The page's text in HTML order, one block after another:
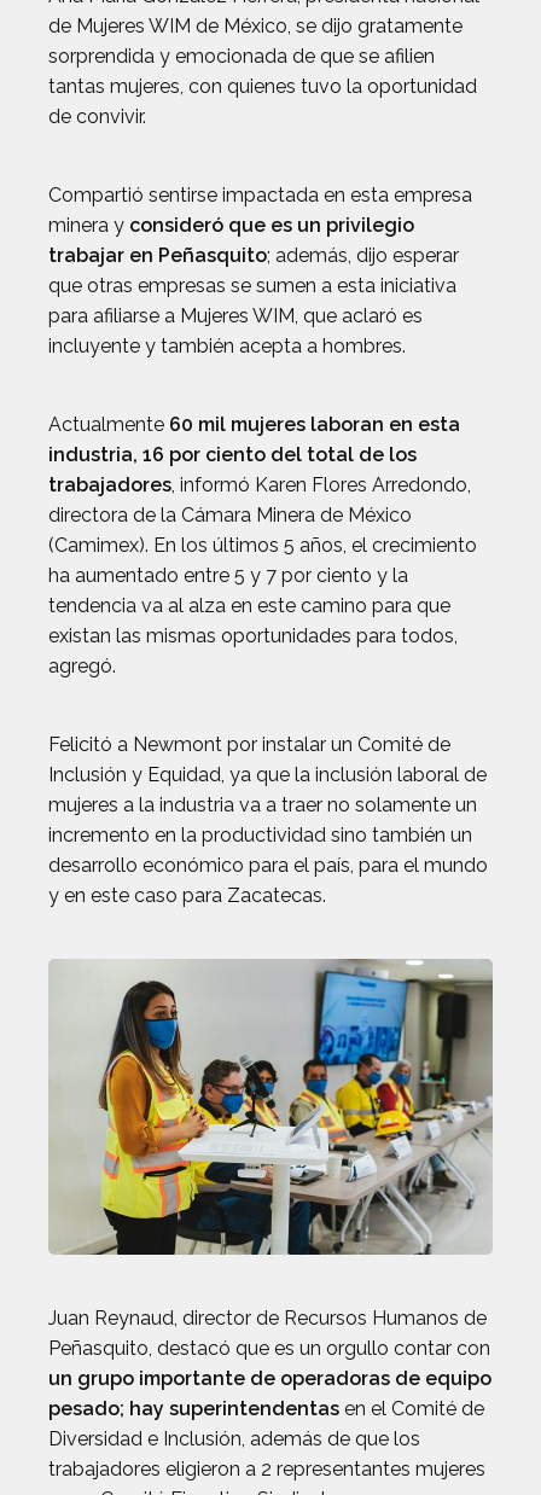
de Mujeres WIM de México, se dijo gratamente
sorprendida y emocionada de que se afilien
tantas mujeres, con quienes tuvo la oportunidad
de convivir.
Compartió sentirse impactada en esta empresa
minera y consideró que es un privilegio
trabajar en Peñasquito; además, dijo esperar
que otras empresas se sumen a esta iniciativa
para afiliarse a Mujeres WIM, que aclaró es
incluyente y también acepta a hombres.
Actualmente 60 mil mujeres laboran en esta
industria, 16 por ciento del total de los
trabajadores , informó Karen Flores Arredondo,
directora de la Cámara Minera de México
(Camimex). En los últimos 5 años, el crecimiento
ha aumentado entre 5 y 7 por ciento y la
tendencia va al alza en este camino para que
existan las mismas oportunidades para todos,
agregó.
Felicitó a Newmont por instalar un Comité de
Inclusión y Equidad, ya que la inclusión laboral de
mujeres a la industria va a traer no solamente un
incremento en la productividad sino también un
desarrollo económico para el país, para el mundo
y en este caso para Zacatecas.
Juan Reynaud, director de Recursos Humanos de
Peñasquito, destacó que es un orgullo contar con
un grupo importante de operadoras de equipo
pesado; hay superintendentas en el Comité de
Diversidad e Inclusión, además de que los
trabajadores eligieron a 2 representantes mujeres